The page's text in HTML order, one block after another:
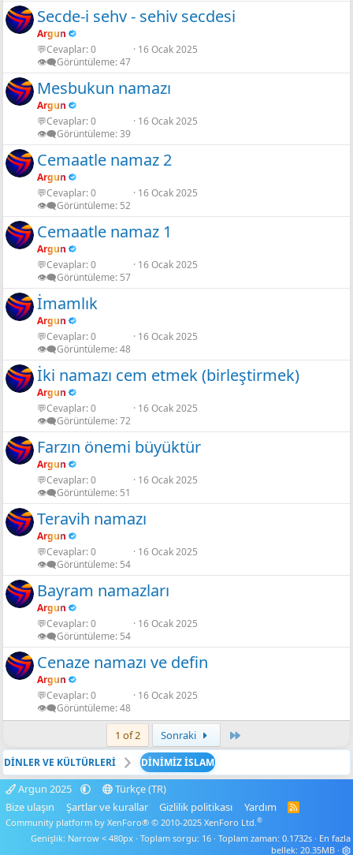
Secde-i sehv - sehiv secdesi
Argun
💬Cevaplar 0
👁️‍🗨️Görüntüleme 47
16 Ocak 2025
Mesbukun namazı
Argun
💬Cevaplar 0
👁️‍🗨️Görüntüleme 39
16 Ocak 2025
Cemaatle namaz 2
Argun
💬Cevaplar 0
👁️‍🗨️Görüntüleme 52
16 Ocak 2025
Cemaatle namaz 1
Argun
💬Cevaplar 0
👁️‍🗨️Görüntüleme 57
16 Ocak 2025
İmamlık
Argun
💬Cevaplar 0
👁️‍🗨️Görüntüleme 48
16 Ocak 2025
İki namazı cem etmek (birleştirmek)
Argun
💬Cevaplar 0
👁️‍🗨️Görüntüleme 72
16 Ocak 2025
Farzın önemi büyüktür
Argun
💬Cevaplar 0
👁️‍🗨️Görüntüleme 51
16 Ocak 2025
Teravih namazı
Argun
💬Cevaplar 0
👁️‍🗨️Görüntüleme 54
16 Ocak 2025
Bayram namazları
Argun
💬Cevaplar 0
👁️‍🗨️Görüntüleme 54
16 Ocak 2025
Cenaze namazı ve defin
Argun
💬Cevaplar 0
👁️‍🗨️Görüntüleme 48
16 Ocak 2025
1 of 2 Sonraki
DİNLER VE KÜLTÜRLERİ DİNİMİZ İSLAM
Argun 2025
Türkçe (TR)
Bize ulaşın
Şartlar ve kurallar Gizlilik politikası Yardım
R
Community platform by XenForo® © 2010-2025 XenForo Ltd.®
Genişlik Toplam sorgu 16 Toplam zaman 0.1732s
En fazla
bellek 20.35MB